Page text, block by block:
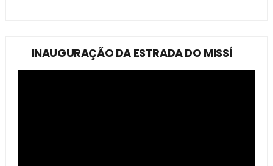
INAUGURAÇÃO DA ESTRADA DO MISSÍ